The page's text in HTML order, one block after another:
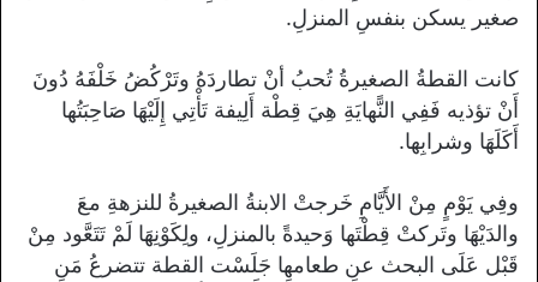
صغير يسكن بنفسِ المنزلِ.
كانت القطةُ الصغيرةُ تُحبُ أنْ تطاردَهُ وتَرْكُضُ خَلْفَهُ دُونَ
أَنْ تؤذيه فَفِي النًّهايَةِ هِيَ قِطْة أَلِيفة تَأْتِي إِلَيْهَا صَاحِبَتُها
أَكَلَهَا وشرابِها.
وفِي يَوْمٍ مِنْ الأَيَّامِ خَرجتْ الابنةُ الصغيرةُ للنزهةِ معَ
والدَيْهَا وتَركتْ قِطْتَها وَحيدةً بالمنزلِ، ولِكَوْنِهَا لَمْ تَتَعَّود مِنْ
قَبْل عَلَى البحث عن طعامهِا جَلَسْت القطة تتضرعُ مَنِ